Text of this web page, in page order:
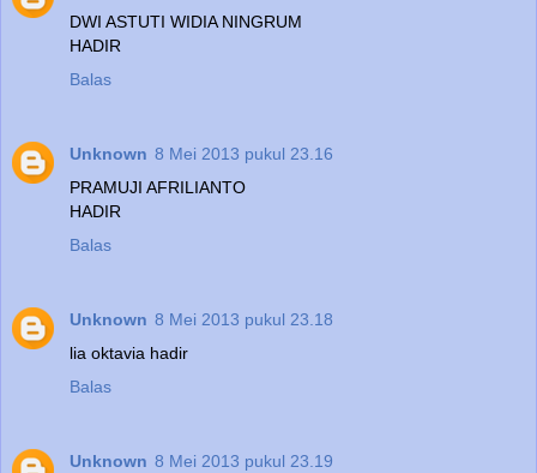
DWI ASTUTI WIDIA NINGRUM
HADIR
Balas
Unknown 8 Mei 2013 pukul 23.16
PRAMUJI AFRILIANTO
HADIR
Balas
Unknown 8 Mei 2013 pukul 23.18
lia oktavia hadir
Balas
Unknown 8 Mei 2013 pukul 23.19